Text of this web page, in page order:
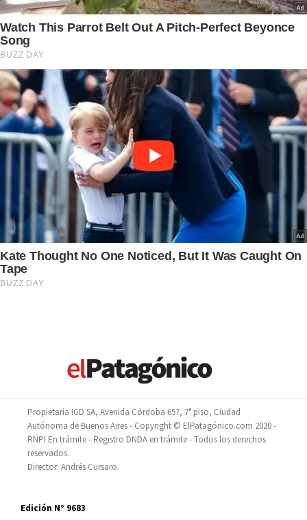
Propietaria IGD SA, Avenida Córdoba 657, 7° piso, Ciudad
Autónoma de Buenos Aires - Copyright © ElPatagónico.com 2020 -
RNPI En trámite - Registro DNDA en trámite - Todos los derechos
reservados.
Director: Andrés Cursaro.
Edición N° 9683